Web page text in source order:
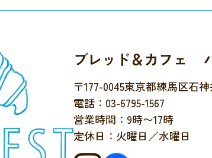
ブレッド＆カフェ
〒177-0045東京都練馬区石
電話：03-6795-1567
営業時間：9時〜17時
定休日：火曜日／水曜日